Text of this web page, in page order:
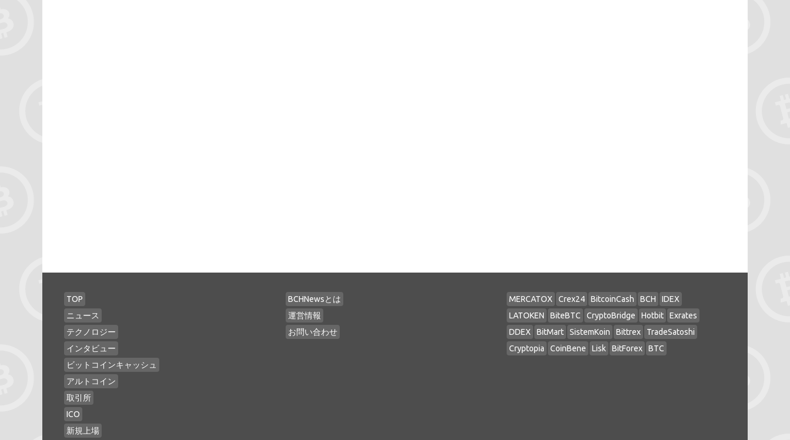
TOP
ニュース
テクノロジー
インタビュー
ビットコインキャッシュ
アルトコイン
取引所
ICO
新規上場
BCHNewsとは
運営情報
お問い合わせ
MERCATOX Crex24 BitcoinCash BCH
IDEX
LATOKEN
BiteBTC CryptoBridge Hotbit
Exrates
DDEX
BitMart SistemKoin Bittrex
TradeSatoshi
Cryptopia
CoinBene Lisk BitForex BTC